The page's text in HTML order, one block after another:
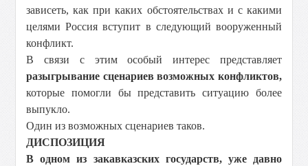
зависеть, как при каких обстоятельствах и с какими
целями Россия вступит в следующий вооруженный
конфликт.
В связи с этим особый интерес представляет
разыгрывание сценариев возможных конфликтов,
которые помогли бы представить ситуацию более
выпукло.
Один из возможных сценариев таков.
ДИСПОЗИЦИЯ
В одном из закавказских государств, уже давно